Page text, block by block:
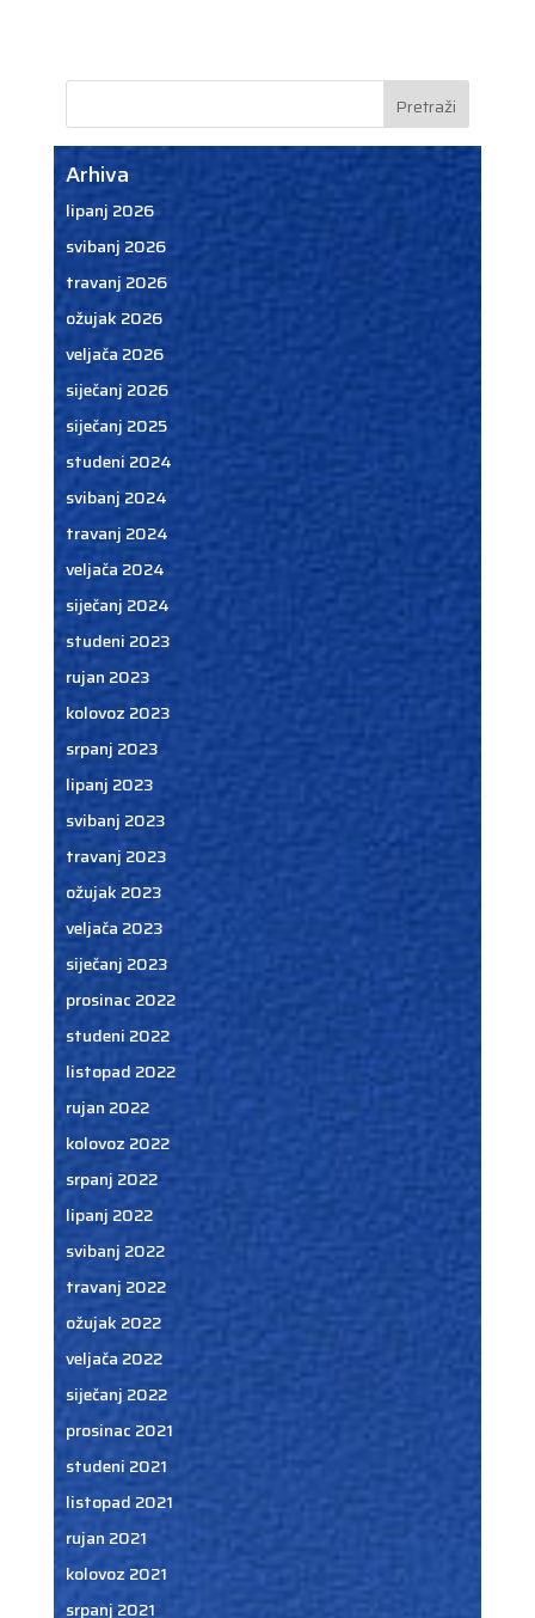
Arhiva
lipanj 2026
svibanj 2026
travanj 2026
ožujak 2026
veljača 2026
siječanj 2026
siječanj 2025
studeni 2024
svibanj 2024
travanj 2024
veljača 2024
siječanj 2024
studeni 2023
rujan 2023
kolovoz 2023
srpanj 2023
lipanj 2023
svibanj 2023
travanj 2023
ožujak 2023
veljača 2023
siječanj 2023
prosinac 2022
studeni 2022
listopad 2022
rujan 2022
kolovoz 2022
srpanj 2022
lipanj 2022
svibanj 2022
travanj 2022
ožujak 2022
veljača 2022
siječanj 2022
prosinac 2021
studeni 2021
listopad 2021
rujan 2021
kolovoz 2021
srpanj 2021